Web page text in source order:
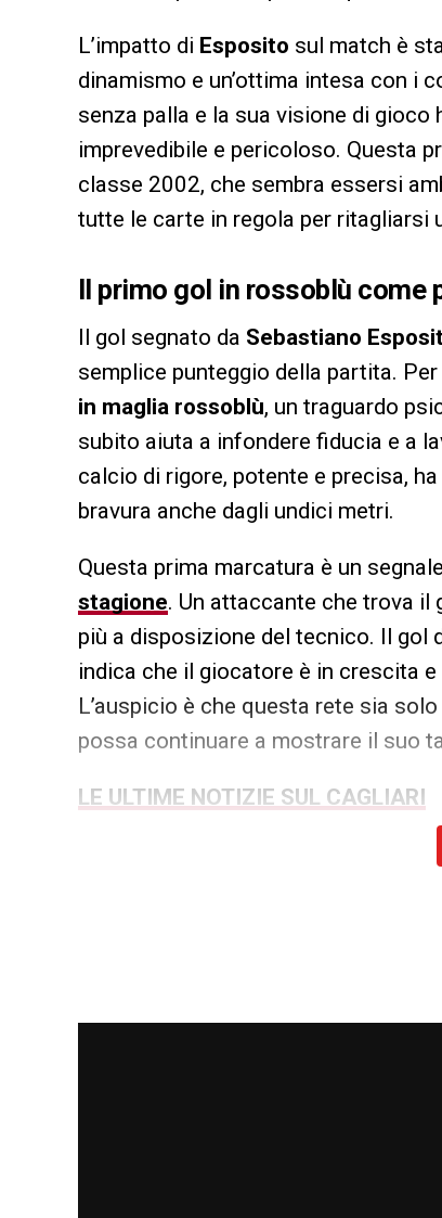
L’impatto di Esposito sul match è
dinamismo e un’ottima intesa con i
senza palla e la sua visione di gioco
imprevedibile e pericoloso. Questa
classe 2002, che sembra essersi
tutte le carte in regola per ritagliarsi
Il primo gol in rossoblù come
Il gol segnato da Sebastiano
semplice punteggio della partita.
in maglia rossoblù, un traguardo
subito aiuta a infondere fiducia e a
calcio di rigore, potente e precisa,
bravura anche dagli undici metri.
Questa prima marcatura è un
stagione. Un attaccante che trova il
più a disposizione del tecnico. Il gol
indica che il giocatore è in crescita e
L’auspicio è che questa rete sia
possa continuare a mostrare il suo
LE ULTIME NOTIZIE SUL CAGLIARI
LA PLAYLIST DELLE NOSTRE TOP